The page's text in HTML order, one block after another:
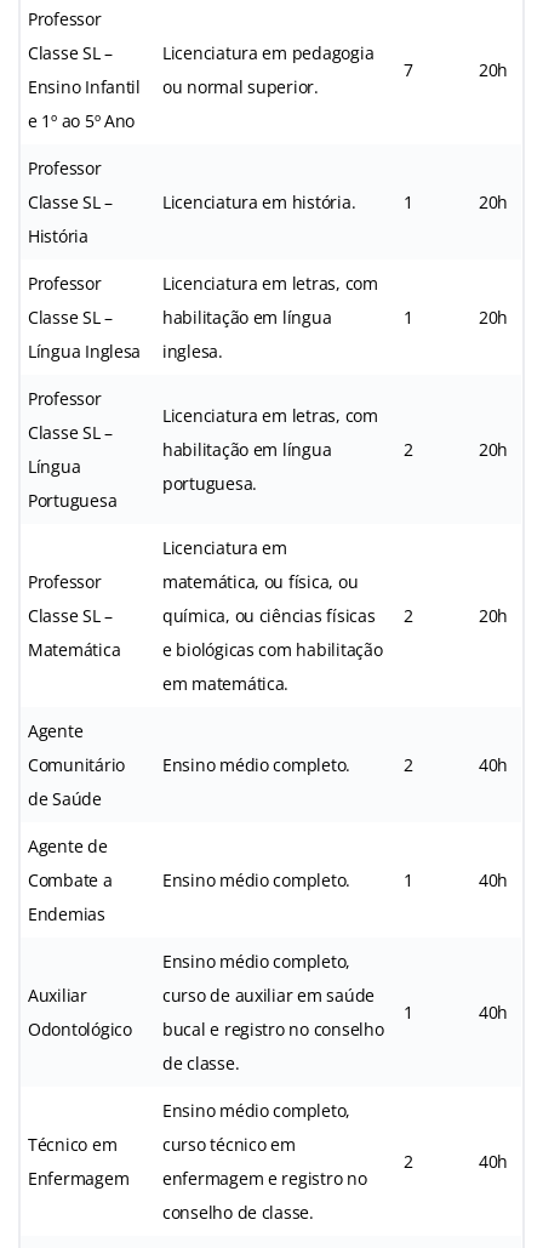
Professor
Classe SL –
Ensino Infantil
e 1º ao 5º Ano
Licenciatura em pedagogia
ou normal superior.
7 20h
Professor
Classe SL –
História
Licenciatura em história. 1 20h
Professor
Classe SL –
Língua Inglesa
Licenciatura em letras, com
habilitação em língua
inglesa.
1 20h
Professor
Classe SL –
Língua
Portuguesa
Licenciatura em letras, com
habilitação em língua
portuguesa.
2 20h
Professor
Classe SL –
Matemática
Licenciatura em
matemática, ou física, ou
química, ou ciências físicas
e biológicas com habilitação
em matemática.
2 20h
Agente
Comunitário
de Saúde
Ensino médio completo. 2 40h
Agente de
Combate a
Endemias
Ensino médio completo. 1 40h
Auxiliar
Odontológico
Ensino médio completo,
curso de auxiliar em saúde
bucal e registro no conselho
de classe.
1 40h
Técnico em
Enfermagem
Ensino médio completo,
curso técnico em
enfermagem e registro no
conselho de classe.
2 40h